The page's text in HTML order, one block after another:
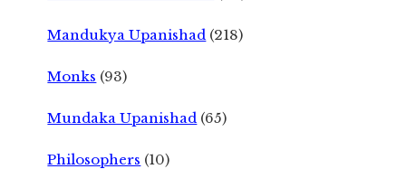
Mandukya Upanishad (218)
Monks (93)
Mundaka Upanishad (65)
Philosophers (10)